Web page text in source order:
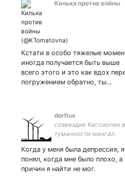
Килька против войны
Кстати в особо тяжелые
иногда получается быть выше
всего этого и это как вдох
погружением обратно, ты…
dorflux
созвездие Кассиопеи в
туманности мангал.
Когда у меня была депрессия,
понял, когда мне было плохо, а
причин я найти не мог.